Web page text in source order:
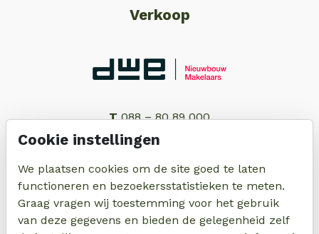
Verkoop
T 088 – 80 89 000
E info@dwe-nieuwbouw.nl
Cookie instellingen
We plaatsen cookies om de site goed te laten
functioneren en bezoekersstatistieken te meten.
Graag vragen wij toestemming voor het gebruik
van deze gegevens en bieden de gelegenheid zelf